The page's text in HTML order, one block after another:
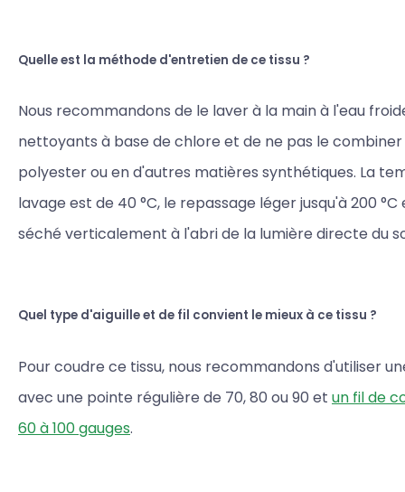
Quelle est la méthode d'entretien de ce tissu ?
Nous recommandons de le laver à la main à l'eau
nettoyants à base de chlore et de ne pas le
polyester ou en d'autres matières synthétiques. La
lavage est de 40 °C, le repassage léger jusqu'à 200
séché verticalement à l'abri de la lumière directe du
Quel type d'aiguille et de fil convient le mieux à ce tissu ?
Pour coudre ce tissu, nous recommandons d'utiliser
avec une pointe régulière de 70, 80 ou 90 et un fil de
60 à 100 gauges.